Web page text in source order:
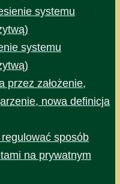
systemu
systemu
przez założenie,
nowa definicja
sposób
na prywatnym